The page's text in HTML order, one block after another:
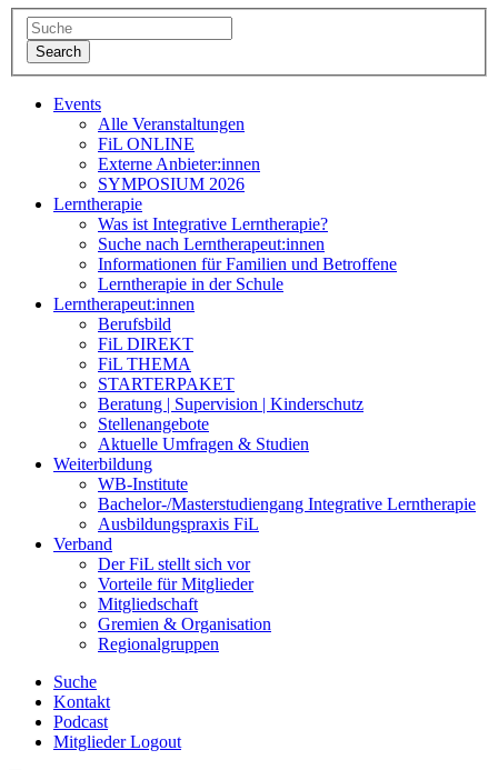
Events
Alle Veranstaltungen
FiL ONLINE
Externe Anbieter:innen
SYMPOSIUM 2026
Lerntherapie
Was ist Integrative Lerntherapie?
Suche nach Lerntherapeut:innen
Informationen für Familien und Betroffene
Lerntherapie in der Schule
Lerntherapeut:innen
Berufsbild
FiL DIREKT
FiL THEMA
STARTERPAKET
Beratung | Supervision | Kinderschutz
Stellenangebote
Aktuelle Umfragen & Studien
Weiterbildung
WB-Institute
Bachelor-/Masterstudiengang Integrative Lerntherapie
Ausbildungspraxis FiL
Verband
Der FiL stellt sich vor
Vorteile für Mitglieder
Mitgliedschaft
Gremien & Organisation
Regionalgruppen
Suche
Kontakt
Podcast
Mitglieder Logout